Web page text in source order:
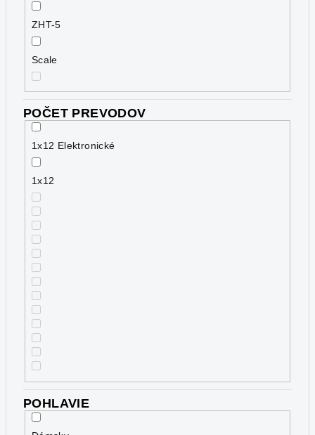
ZHT-5
Scale
POČET PREVODOV
1x12 Elektronické
1x12
POHLAVIE